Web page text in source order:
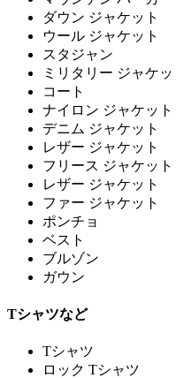
ダウン ジャケット
ウール ジャケット
スタジャン
ミリタリー ジャケッ
コート
ナイロン ジャケット
デニム ジャケット
レザー ジャケット
フリース ジャケット
レザー ジャケット
ファー ジャケット
ポンチョ
ベスト
ブルゾン
ガウン
Tシャツなど
Tシャツ
ロック Tシャツ